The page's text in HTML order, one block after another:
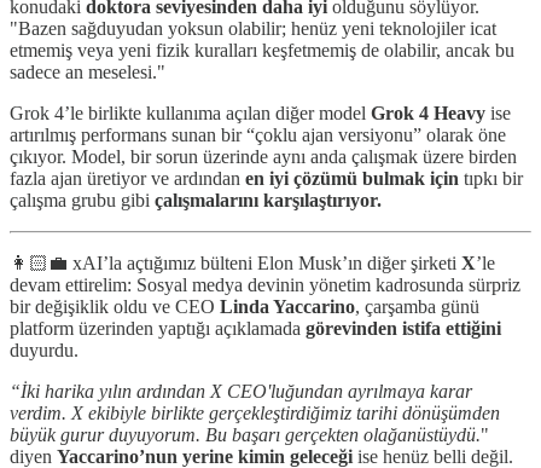
konudaki doktora seviyesinden daha iyi olduğunu söylüyor.
"Bazen sağduyudan yoksun olabilir; henüz yeni teknolojiler icat
etmemiş veya yeni fizik kuralları keşfetmemiş de olabilir, ancak bu
sadece an meselesi."
Grok 4’le birlikte kullanıma açılan diğer model Grok 4 Heavy ise
artırılmış performans sunan bir “çoklu ajan versiyonu” olarak öne
çıkıyor. Model, bir sorun üzerinde aynı anda çalışmak üzere birden
fazla ajan üretiyor ve ardından en iyi çözümü bulmak için tıpkı bir
çalışma grubu gibi çalışmalarını karşılaştırıyor.
👩🏻‍💼 xAI’la açtığımız bülteni Elon Musk’ın diğer şirketi X’le
devam ettirelim: Sosyal medya devinin yönetim kadrosunda sürpriz
bir değişiklik oldu ve CEO Linda Yaccarino, çarşamba günü
platform üzerinden yaptığı açıklamada görevinden istifa ettiğini
duyurdu.
“İki harika yılın ardından X CEO'luğundan ayrılmaya karar
verdim. X ekibiyle birlikte gerçekleştirdiğimiz tarihi dönüşümden
büyük gurur duyuyorum. Bu başarı gerçekten olağanüstüydü."
diyen Yaccarino’nun yerine kimin geleceği ise henüz belli değil.